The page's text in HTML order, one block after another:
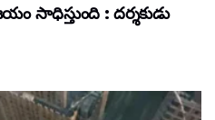
సాధిస్తుంది : దర్శకుడు